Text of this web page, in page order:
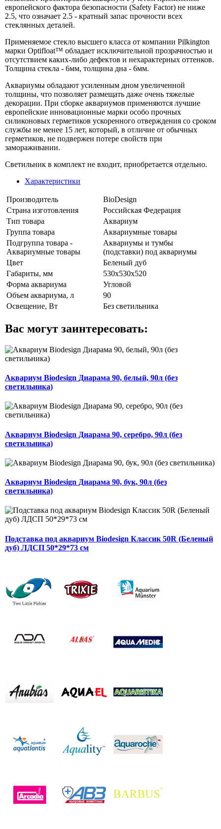
европейского фактора безопасности (Safety Factor) не ниже
2.5, что означает 2.5 - кратный запас прочности всех
стеклянных деталей.
Применяемое стекло высшего класса от компании Pilkington
марки Optifloat™ обладает исключительной прозрачностью и
отсутствием каких-либо дефектов и нехарактерных оттенков.
Толщина стекла - 6мм, толщина дна - 6мм.
Аквариумы обладают усиленным дном увеличенной
толщины, что позволяет размещать даже очень тяжелые
декорации. При сборке аквариумов применяются лучшие
европейские инновационные марки особо прочных
силиконовых герметиков ускоренного отверждения со сроком
службы не менее 15 лет, который, в отличие от обычных
герметиков, не подвержен потере свойств при
замораживании.
Светильник в комплект не входит, приобретается отдельно.
Характеристики
Производитель
BioDesign
Страна изготовления
Российская Федерация
Тип товара
Аквариум
Группа товара
Аквариумные товары
Подгруппа товара -
Аквариумные товары
Аквариумы и тумбы
(подставки) под аквариумы
Цвет
Беленый дуб
Габариты, мм
530х530х520
Форма аквариума
Угловой
Объем аквариума, л
90
Освещение, Вт
Без светильника
Вас могут заинтересовать:
Аквариум Biodesign Диарама 90, белый, 90л (без
светильника)
Аквариум Biodesign Диарама 90, серебро, 90л (без
светильника)
Аквариум Biodesign Диарама 90, бук, 90л (без
светильника)
Подставка под аквариум Biodesign Классик 50R (Беленый
дуб) ЛДСП 50*29*73 см